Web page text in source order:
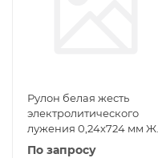
Рулон белая жесть
электролитического
лужения 0,24х724 мм ЖК
ГОСТ Р 52204-2004
По запросу